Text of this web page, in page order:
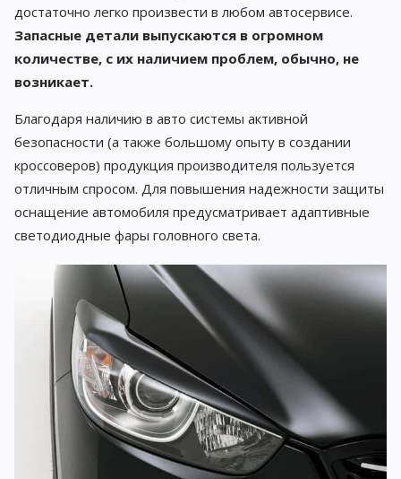
достаточно легко произвести в любом автосервисе.
Запасные детали выпускаются в огромном
количестве, с их наличием проблем, обычно, не
возникает.
Благодаря наличию в авто системы активной
безопасности (а также большому опыту в создании
кроссоверов) продукция производителя пользуется
отличным спросом. Для повышения надежности защиты
оснащение автомобиля предусматривает адаптивные
светодиодные фары головного света.